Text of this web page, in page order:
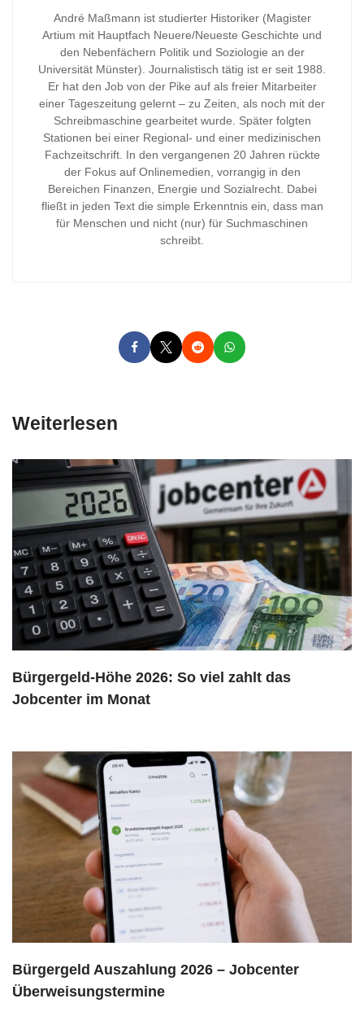
André Maßmann ist studierter Historiker (Magister
Artium mit Hauptfach Neuere/Neueste Geschichte und
den Nebenfächern Politik und Soziologie an der
Universität Münster). Journalistisch tätig ist er seit 1988.
Er hat den Job von der Pike auf als freier Mitarbeiter
einer Tageszeitung gelernt – zu Zeiten, als noch mit der
Schreibmaschine gearbeitet wurde. Später folgten
Stationen bei einer Regional- und einer medizinischen
Fachzeitschrift. In den vergangenen 20 Jahren rückte
der Fokus auf Onlinemedien, vorrangig in den
Bereichen Finanzen, Energie und Sozialrecht. Dabei
fließt in jeden Text die simple Erkenntnis ein, dass man
für Menschen und nicht (nur) für Suchmaschinen
schreibt.
Weiterlesen
Bürgergeld-Höhe 2026: So viel zahlt das
Jobcenter im Monat
Bürgergeld Auszahlung 2026 – Jobcenter
Überweisungstermine